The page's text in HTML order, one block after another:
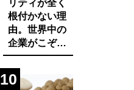
リティが全く
根付かない理
由。世界中の
企業がこぞっ
て取り組む
SDGsへの遅
れ。それは日
10